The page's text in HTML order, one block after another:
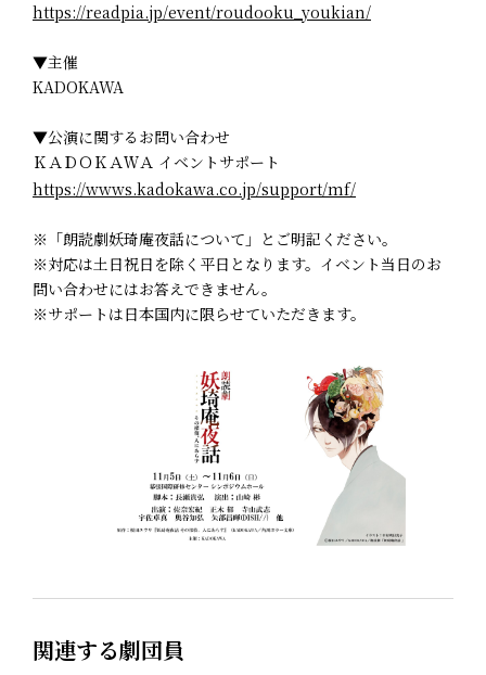
https://readpia.jp/event/roudooku_youkian/
▼主催
KADOKAWA
▼公演に関するお問い合わせ
ＫＡＤＯＫＡＷＡ イベントサポート
https://wwws.kadokawa.co.jp/support/mf/
※「朗読劇妖琦庵夜話について」とご明記ください。
※対応は土日祝日を除く平日となります。イベント当日のお
問い合わせにはお答えできません。
※サポートは日本国内に限らせていただきます。
関連する劇団員